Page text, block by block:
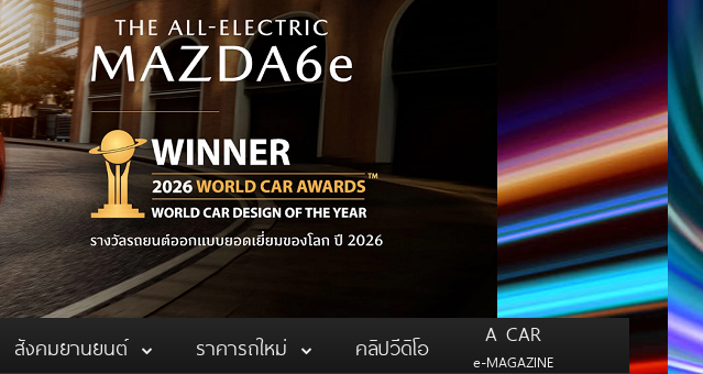
สังคมยานยนต์ ราคารถใหม่ คลิปวีดิโอ A CAR
e-MAGAZINE